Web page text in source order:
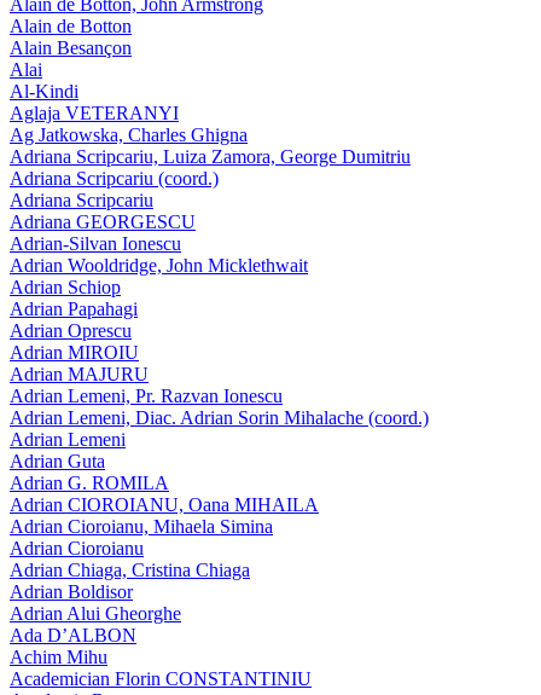
Alain de Botton
Alain Besançon
Alai
Al-Kindi
Aglaja VETERANYI
Ag Jatkowska, Charles Ghigna
Adriana Scripcariu, Luiza Zamora, George Dumitriu
Adriana Scripcariu (coord.)
Adriana Scripcariu
Adriana GEORGESCU
Adrian-Silvan Ionescu
Adrian Wooldridge, John Micklethwait
Adrian Schiop
Adrian Papahagi
Adrian Oprescu
Adrian MIROIU
Adrian MAJURU
Adrian Lemeni, Pr. Razvan Ionescu
Adrian Lemeni, Diac. Adrian Sorin Mihalache (coord.)
Adrian Lemeni
Adrian Guta
Adrian G. ROMILA
Adrian CIOROIANU, Oana MIHAILA
Adrian Cioroianu, Mihaela Simina
Adrian Cioroianu
Adrian Chiaga, Cristina Chiaga
Adrian Boldisor
Adrian Alui Gheorghe
Ada D’ALBON
Achim Mihu
Academician Florin CONSTANTINIU